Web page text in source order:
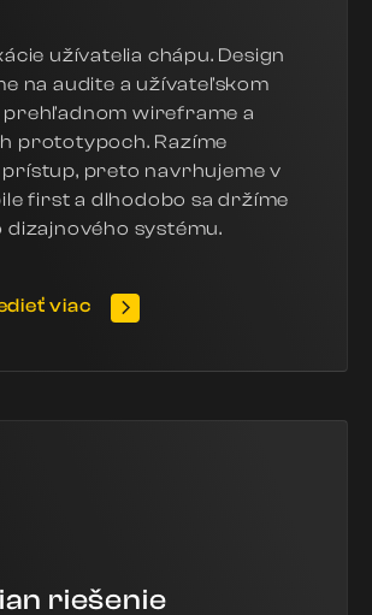
užívatelia chápu. Design
na audite a užívateľskom
prehľadnom wireframe a
prototypoch. Razíme
preto navrhujeme v
first a dlhodobo sa držíme
dizajnového systému.
viac
riešenie